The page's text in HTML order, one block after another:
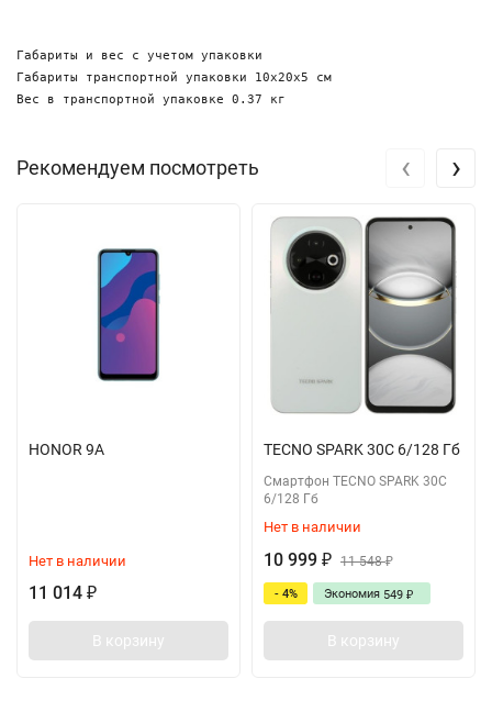
Габариты и вес с учетом упаковки
Габариты транспортной упаковки 10х20х5 см
Рекомендуем посмотреть
HONOR 9A
Нет в наличии
11 014 ₽
В корзину
TECNO SPARK 30C 6/128 Гб
Смартфон TECNO SPARK 30C
6/128 Гб
Нет в наличии
10 999 ₽ 11 548₽
- 4% Экономия 549 ₽
В корзину
‹ ›